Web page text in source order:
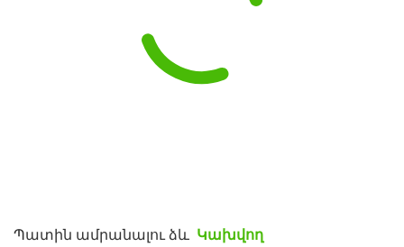
Պատին ամրանալու ձև Կախվող